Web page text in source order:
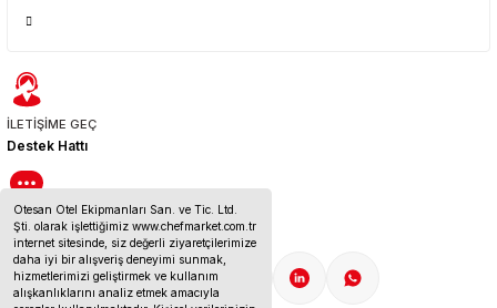
Otesan Otel Ekipmanları San. ve Tic. Ltd.
Şti. olarak işlettiğimiz www.chefmarket.com.tr
internet sitesinde, siz değerli ziyaretçilerimize
daha iyi bir alışveriş deneyimi sunmak,
hizmetlerimizi geliştirmek ve kullanım
alışkanlıklarını analiz etmek amacıyla
İLETİŞİME GEÇ
Destek Hattı
BİZE ULAŞIN
İletişim Bilgileri